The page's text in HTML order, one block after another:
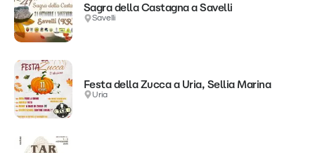
Sagra della Castagna a Savelli
Savelli
Festa della Zucca a Uria, Sellia Marina
Uria